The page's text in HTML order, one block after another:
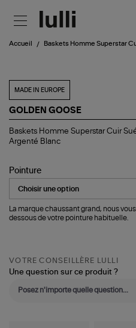
Accueil Baskets Homme Superstar
MADE IN EUROPE
GOLDEN GOOSE
Baskets
Homme
Superstar
Suédé
Argenté
Blanc
Baskets Homme Superstar Cuir
Argenté Blanc
Pointure
La marque chaussant grand, nous
dessous de votre pointure habituelle.
VOTRE CONSEILLÈRE LULLI
Une question sur ce produit ?